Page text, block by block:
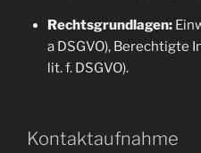
Rechtsgrundlagen:
a DSGVO), Berechtigte
lit. f. DSGVO).
Kontaktaufnahme